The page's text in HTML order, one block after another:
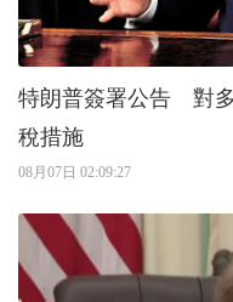
特朗普簽署公告 對
稅措施
08月07日 02:09:27